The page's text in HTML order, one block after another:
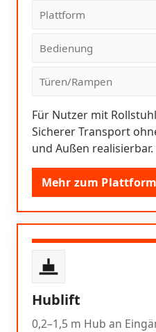
Plattform
Bedienung
Türen/Rampen
Für Nutzer mit
Sicherer Transport
und Außen realisierbar.
Mehr zum
Hublift
0,2–1,5 m Hub an